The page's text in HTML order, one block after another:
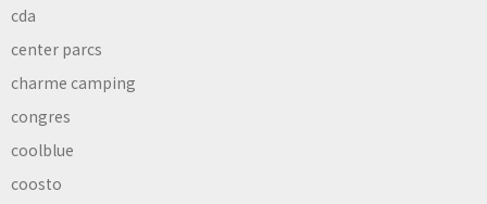
cda
center parcs
charme camping
congres
coolblue
coosto